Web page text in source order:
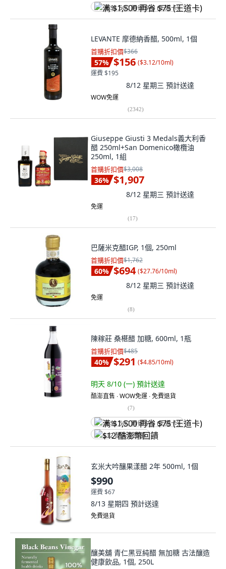
满 $1,500 再省 $75 (王道卡)
LEVANTE 摩德納香醋, 500ml, 1個
首購折扣價$366
57% $156 ($3.12/10ml)
運費 $195
8/12 星期三 預計送達
WOW免運
(2342)
Giuseppe Giusti 3 Medals義大利香
醋 250ml+San Domenico橄欖油
250ml, 1組
首購折扣價$3,008
36% $1,907
8/12 星期三 預計送達
免運
(17)
巴薩米克醋IGP, 1個, 250ml
首購折扣價$1,762
60% $694 ($27.76/10ml)
8/12 星期三 預計送達
免運
(8)
陳稼莊 桑椹醋 加糖, 600ml, 1瓶
首購折扣價$485
40% $291 ($4.85/10ml)
明天 8/10 (一) 預計送達
酷澎直售 ∙ WOW免運 ∙ 免費退貨
(7)
满 $1,500 再省 $75 (王道卡)
$12 酷澎幣回饋
玄米大吟釀果漾醋 2年 500ml, 1個
$990
運費 $67
8/13 星期四 預計送達
免費退貨
釀美舖 青仁黑豆純醋 無加糖 古法釀造
健康飲品, 1個, 250L